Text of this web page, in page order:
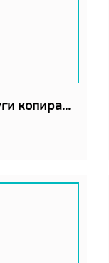
Лучшие услуги копирайтера в Таллинне